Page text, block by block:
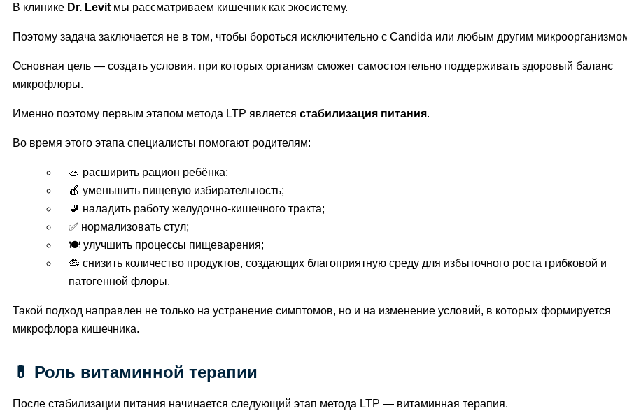
В клинике Dr. Levit мы рассматриваем кишечник как экосистему.
Поэтому задача заключается не в том, чтобы бороться исключительно с Candida или любым другим
Основная цель — создать условия, при которых организм сможет самостоятельно поддерживать здоровый баланс
микрофлоры.
Именно поэтому первым этапом метода LTP является стабилизация питания.
Во время этого этапа специалисты помогают родителям:
🥗 расширить рацион ребёнка;
🍎 уменьшить пищевую избирательность;
🚽 наладить работу желудочно-кишечного тракта;
✅ нормализовать стул;
🍽️ улучшить процессы пищеварения;
🦠 снизить количество продуктов, создающих благоприятную среду для избыточного роста грибковой и
патогенной флоры.
Такой подход направлен не только на устранение симптомов, но и на изменение условий, в которых формируется
микрофлора кишечника.
💊 Роль витаминной терапии
После стабилизации питания начинается следующий этап метода LTP — витаминная терапия.